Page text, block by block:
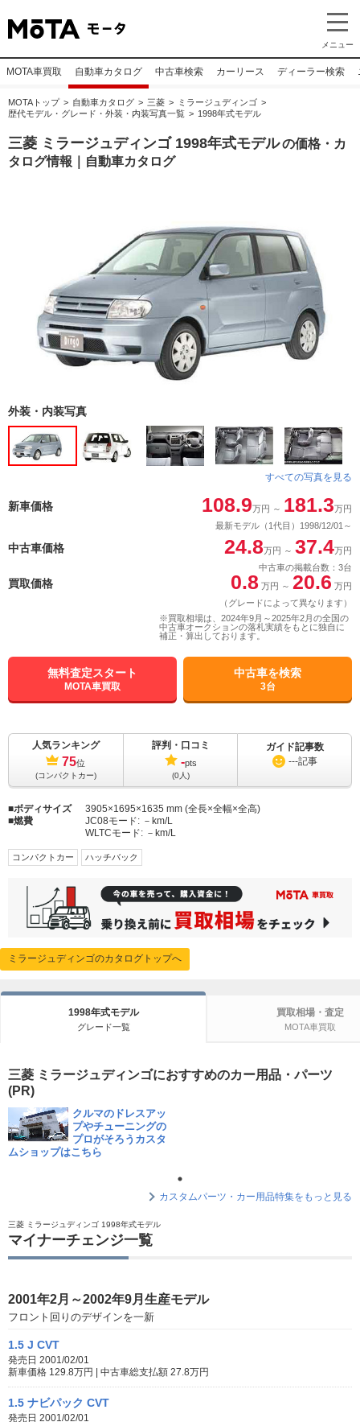
メニュー
MOTA車買取 自動車カタログ 中古車検索 カーリース ディーラー検索
MOTAトップ 自動車カタログ 三菱
ミラージュディンゴ
歴代モデル・グレード・外装・内装写真一覧
1998年式モデル
三菱 ミラージュディンゴ 1998年式モデルの価格・カ
タログ情報｜自動車カタログ
外装・内装写真
すべての写真を見る
新車価格 108.9万円 ～ 181.3万円
最新モデル（1代目）1998/12/01～
中古車価格 24.8万円 ～ 37.4万円
中古車の掲載台数：3台
買取価格 0.8 万円 ～ 20.6 万円
（グレードによって異なります）
※買取相場は、2024年9月～2025年2月の全国の
中古車オークションの落札実績をもとに独自に
補正・算出しております。
無料査定スタート
MOTA車買取
中古車を検索
3台
人気ランキング
75位
(コンパクトカー)
評判・口コミ
-pts
(0人)
ガイド記事数
---記事
ボディサイズ
3905×1695×1635 mm (全長×全幅×全高)
燃費
JC08モード: －km/L
WLTCモード: －km/L
コンパクトカー ハッチバック
ミラージュディンゴのカタログトップへ
1998年式モデル
グレード一覧
買取相場・査定
MOTA車買取
三菱 ミラージュディンゴにおすすめのカー用品・パーツ
(PR)
クルマのドレスアッ
プやチューニングの
プロがそろうカスタ
ムショップはこちら
カスタムパーツ・カー用品特集をもっと見る
三菱 ミラージュディンゴ 1998年式モデル
マイナーチェンジ一覧
2001年2月～2002年9月生産モデル
フロント回りのデザインを一新
1.5 J CVT
発売日 2001/02/01
新車価格 129.8万円 | 中古車総支払額 27.8万円
1.5 ナビパック CVT
発売日 2001/02/01